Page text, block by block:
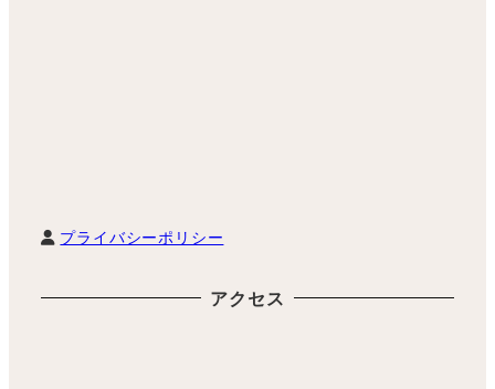
プライバシーポリシー
アクセス